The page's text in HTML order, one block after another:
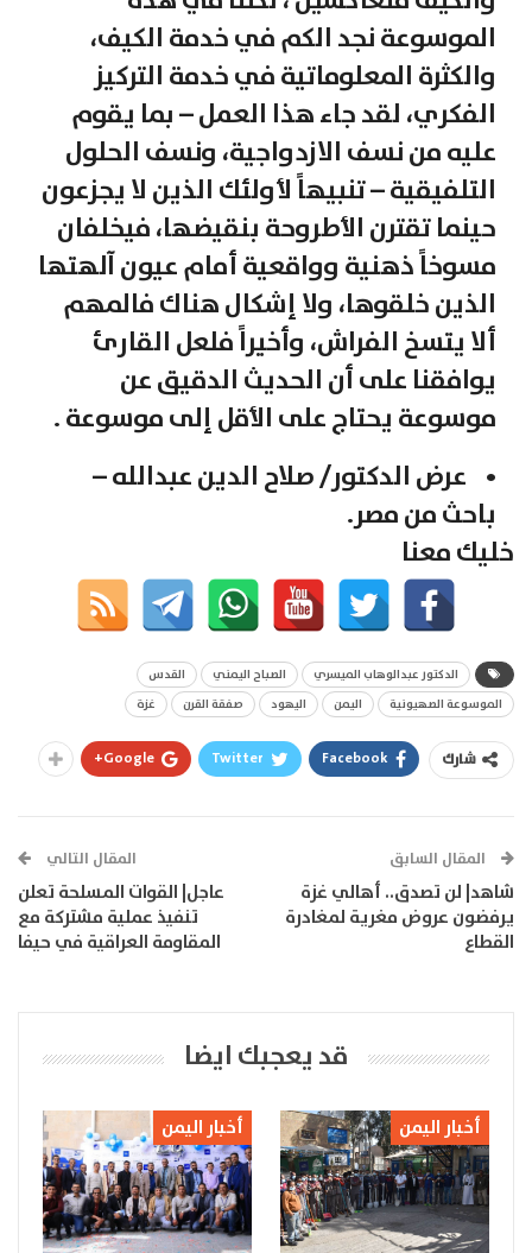
الموسوعة نجد الكم في خدمة الكيف،
والكثرة المعلوماتية في خدمة التركيز
الفكري، لقد جاء هذا العمل – بما يقوم
عليه من نسف الازدواجية، ونسف الحلول
التلفيقية – تنبيهاً لأولئك الذين لا يجزعون
حينما تقترن الأطروحة بنقيضها، فيخلفان
مسوخاً ذهنية وواقعية أمام عيون آلهتها
الذين خلقوها، ولا إشكال هناك فالمهم
ألا يتسخ الفراش، وأخيراً فلعل القارئ
يوافقنا على أن الحديث الدقيق عن
موسوعة يحتاج على الأقل إلى موسوعة .
• عرض الدكتور/ صلاح الدين عبدالله –
باحث من مصر.
خليك معنا
الدكتور عبدالوهاب الميسري الصباح اليمني
القدس
الموسوعة الصهيونية
اليمن اليهود صفقة القرن غزة
شارك Facebook
Twitter
Google+
المقال السابق
شاهد| لن تصدق.. أهالي غزة
يرفضون عروض مغرية لمغادرة
القطاع
المقال التالي
عاجل| القوات المسلحة تعلن
تنفيذ عملية مشتركة مع
المقاومة العراقية في حيفا
قد يعجبك ايضا
أخبار اليمن أخبار اليمن